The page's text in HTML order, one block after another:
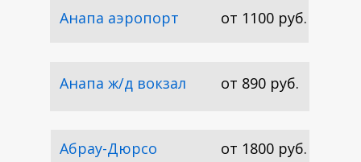
В Анапу от 1100 руб.
от 890 руб.
от 1800 руб.
Анапа аэропорт
Анапа ж/д вокзал
Абрау-Дюрсо